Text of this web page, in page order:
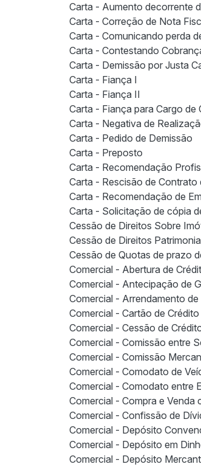
Carta - Aumento decorrente
Carta - Correção de Nota
Carta - Comunicando perda
Carta - Contestando
Carta - Demissão por Justa
Carta - Fiança I
Carta - Fiança II
Carta - Fiança para Cargo de
Carta - Negativa de
Carta - Pedido de Demissão
Carta - Preposto
Carta - Recomendação
Carta - Rescisão de Contrato
Carta - Recomendação de
Carta - Solicitação de cópia
Cessão de Direitos Sobre
Cessão de Direitos
Cessão de Quotas de prazo
Comercial - Abertura de
Comercial - Antecipação de
Comercial - Arrendamento
Comercial - Cartão de Crédito
Comercial - Cessão de
Comercial - Comissão entre
Comercial - Comissão
Comercial - Comodato de
Comercial - Comodato entre
Comercial - Compra e Venda
Comercial - Confissão de
Comercial - Depósito
Comercial - Depósito em
Comercial - Depósito